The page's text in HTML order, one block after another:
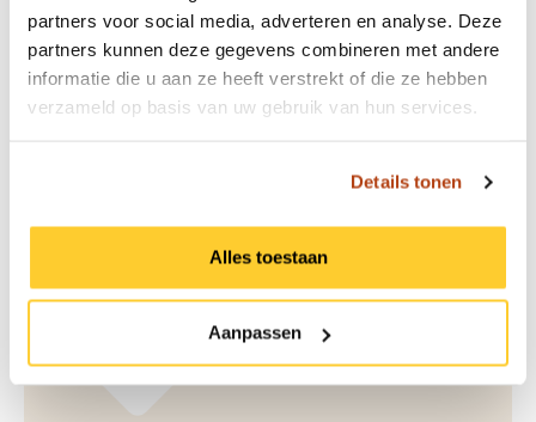
partners voor social media, adverteren en analyse. Deze
partners kunnen deze gegevens combineren met andere
informatie die u aan ze heeft verstrekt of die ze hebben
verzameld op basis van uw gebruik van hun services.
Details tonen
Alles toestaan
Aanpassen
benodigde vaccinaties
Bekijk de reistips & vaccinaties voor jouw
reisbestemming.